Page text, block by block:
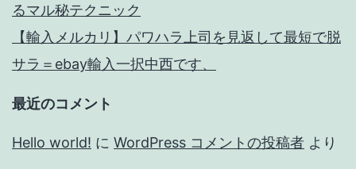
るマル秘テクニック
【輸入メルカリ】パワハラ上司を見返して最短で脱
サラ＝ebay輸入一択中西です、
最近のコメント
Hello world! に WordPress コメントの投稿者 より